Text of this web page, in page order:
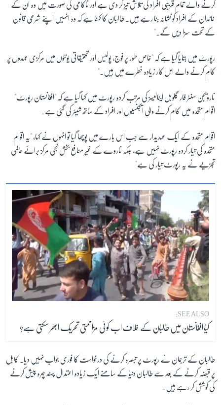
زبان
کرنے والے تمام قریبی افراد کی تلاش تیز کر دی ہے اور ناکامی کی صورت میں وہ ان کے
خاندان کے افراد کو نشانہ بنا رہے ہیں۔ طالبان کا کہنا ہے کہ وہ انہیں اپنے شرعی قانون
کے تحت سزا دیں گے۔"
رپورٹ میں بتایا گیا ہے کہ "خاص طور پر فوج، پولیس اور تحقیقاتی یونٹوں میں مرکزی عہدوں پر
کام کرنے والے اہل کار زیادہ خطرے میں ہیں۔"
نارویجن سنٹر فار گلوبل اینالیسز کی مرتب کردہ رپورٹ میں کہا گیا ہے کہ "افغانستان رپورٹ"
اقوام متحدہ میں کام کرنے والی ایجنسیوں اور افراد کے ساتھ شیئر کی گئی ہے۔
اقوام متحدہ کے ایک عہدیدار سے جب اس بارے میں پوچھا گیا تو انہوں نے کہا، "یہ اقوام
متحدہ کی تیار کردہ رپورٹ نہیں ہے، بلکہ ناروے کے غیر منافع بخش نجی مرکز برائے عالمی
تجزیے نے یہ رپورٹ تیار کی ہے"
SEE ALSO:
کیا افغانستان میں طالبان کے خلاف اب کوئی مزاحمتی تحریک ابھر سکتی ہے؟
طالبان کے ترجمان نے رپورٹ پر تبصرہ کرنے کی درخواست کا فوری جواب نہیں دیا۔ کابل
پر قبضہ کرنے کے بعد سے طالبان دنیا کے سامنے ایک زیادہ اعتدال پسند چہرہ پیش کرنے
کی کوشش کر رہے ہیں۔